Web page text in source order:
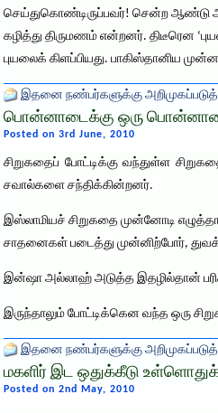
செய்துகொண்டிருப்பவர்! சென்ற ஆண்டு
கழித்து திருமணம் என்றனர். திடீரென
புயலைக் கிளப்பியது. பாகிஸ்தானிய
இதனை நண்பர்களுக்கு
பொன்னாடைக்கு ஒரு
Posted on 3rd June, 2010
சிறுகதைப் போட்டிக்கு வந்துள்ள
சவால்களை சந்திக்கின்றனர்.
இஸ்லாமியச் சிறுகதை முன்னோடி
சாதனைகள் படைத்து முன்னிற்போர்,
இன்ஷா அல்லாஹ் அடுத்த இதழில்தான்
இருந்தாலும் போட்டிக்கென வந்த ஒரு
இதனை நண்பர்களுக்கு
மகளிர் இட ஒதுக்கீடு
Posted on 2nd May, 2010